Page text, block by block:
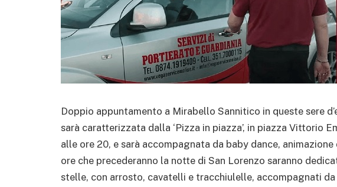
Doppio appuntamento a Mirabello Sannitico in queste sere
sarà caratterizzata dalla ‘Pizza in piazza’, in piazza Vittorio
alle ore 20, e sarà accompagnata da baby dance,
ore che precederanno la notte di San Lorenzo saranno
stelle, con arrosto, cavatelli e tracchiulelle, accompagnati da